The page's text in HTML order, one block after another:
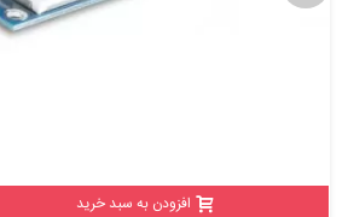
افزودن به سبد خرید